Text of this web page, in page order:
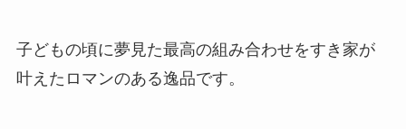
子どもの頃に夢見た最高の組み合わせをすき家が
叶えたロマンのある逸品です。